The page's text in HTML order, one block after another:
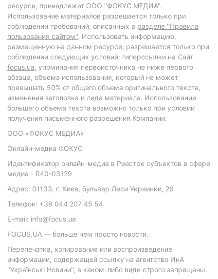
ресурсе, принадлежат ООО "ФОКУС МЕДИА".
Использование материалов разрешается только при
соблюдении требований, описанных в разделе "Правила
пользования сайтом". Использовать информацию,
размещенную на данном ресурсе, разрешается только при
соблюдении следующих условий: гиперссылки на Сайт
focus.ua, упоминания первоисточника не ниже первого
абзаца, объема использования, который не может
превышать 50% от общего объема оригинального текста,
изменения заголовка и лида материала. Использование
большего объема текста возможно только при условии
получения письменного разрешения Компании.
ООО «ФОКУС МЕДИА»
Онлайн-медиа ФОКУС
Идентификатор онлайн-медиа в Реестре субъектов в сфере
медиа - R40-03129
Адрес: 01133, г. Киев, бульвар Леси Украинки, 26
Телефон: +38 044 207 45 54
E-mail: info@focus.ua
FOCUS.UA — больше чем просто новости.
Перепечатка, копирование или воспроизведение
информации, содержащей ссылку на агентство ИнА
"Українські Новини", в каком-либо виде строго запрещены.